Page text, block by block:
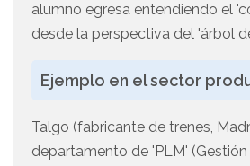
alumno egresa entendiendo el
desde la perspectiva del 'árbol
Ejemplo en el sector
Talgo (fabricante de trenes,
departamento de 'PLM'